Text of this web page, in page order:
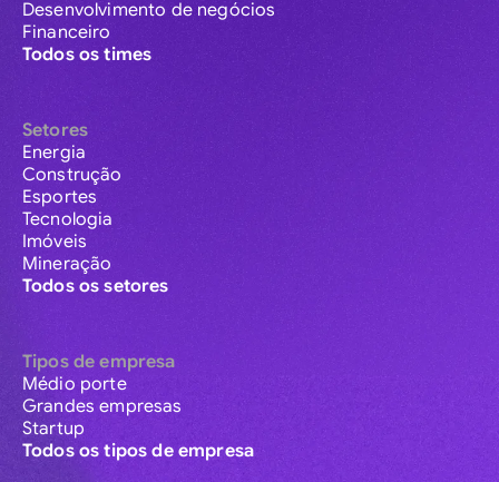
Desenvolvimento de negócios
Financeiro
Todos os times
Setores
Energia
Construção
Esportes
Tecnologia
Imóveis
Mineração
Todos os setores
Tipos de empresa
Médio porte
Grandes empresas
Startup
Todos os tipos de empresa